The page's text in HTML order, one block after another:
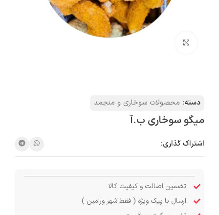
دسته: محصولات سوخاری و منجمد
میگو سوخاری ب.آ
اشتراک گذاری:
تضمین اصالت و کیفیت کالا
ارسال با پیک ویژه ( فقط شهر ورامین )